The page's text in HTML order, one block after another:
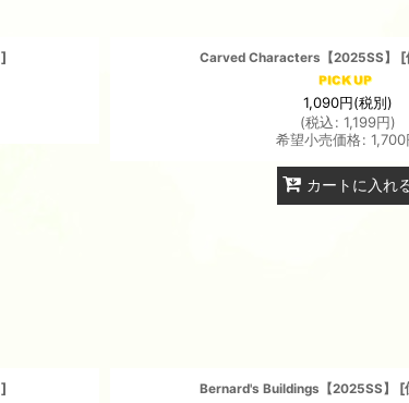
] Carved Characters【2025SS】 [
1,090円(税別)
(税込: 1,199円)
希望小売価格: 1,700
カートに入れ
]
Bernard's Buildings【2025SS】 [